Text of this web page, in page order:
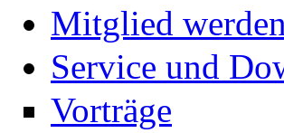
Mitglied werden
Service und
Vorträge